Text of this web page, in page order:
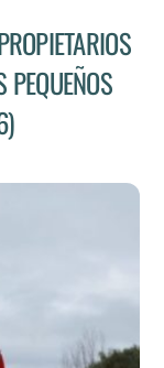
PEQUEÑOS